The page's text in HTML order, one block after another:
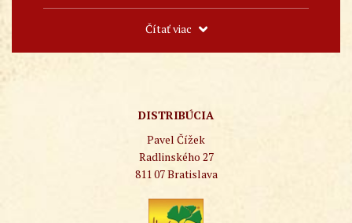
Čítať viac
DISTRIBÚCIA
Pavel Čížek
Radlinského 27
811 07 Bratislava